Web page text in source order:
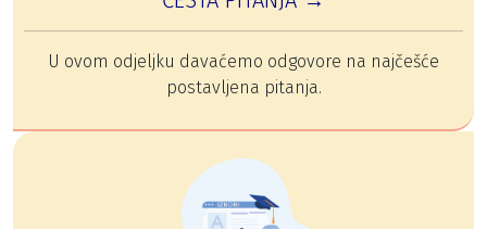
U ovom odjeljku davaćemo odgovore na najčešće
postavljena pitanja.